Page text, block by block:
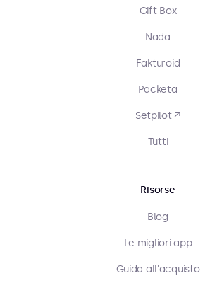
Gift Box
Nada
Fakturoid
Packeta
Setpilot ↗
Tutti
Risorse
Blog
Le migliori app
Guida all'acquisto